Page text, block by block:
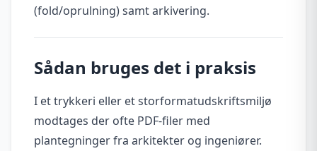
(fold/oprulning) samt arkivering.
Sådan bruges det i praksis
I et trykkeri eller et storformatudskriftsmiljø
modtages der ofte PDF-filer med
plantegninger fra arkitekter og ingeniører.